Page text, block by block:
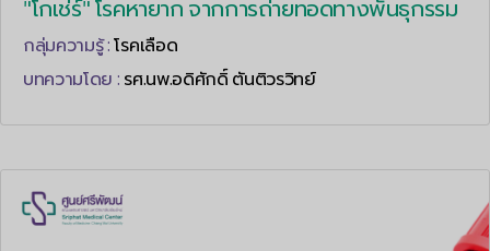
"โกเช่ร์" โรคหายาก จากการถ่ายทอดทางพันธุกรรม
กลุ่มความรู้ :โรคเลือด
บทความโดย : รศ.นพ.อดิศักดิ์ ตันติวรวิทย์